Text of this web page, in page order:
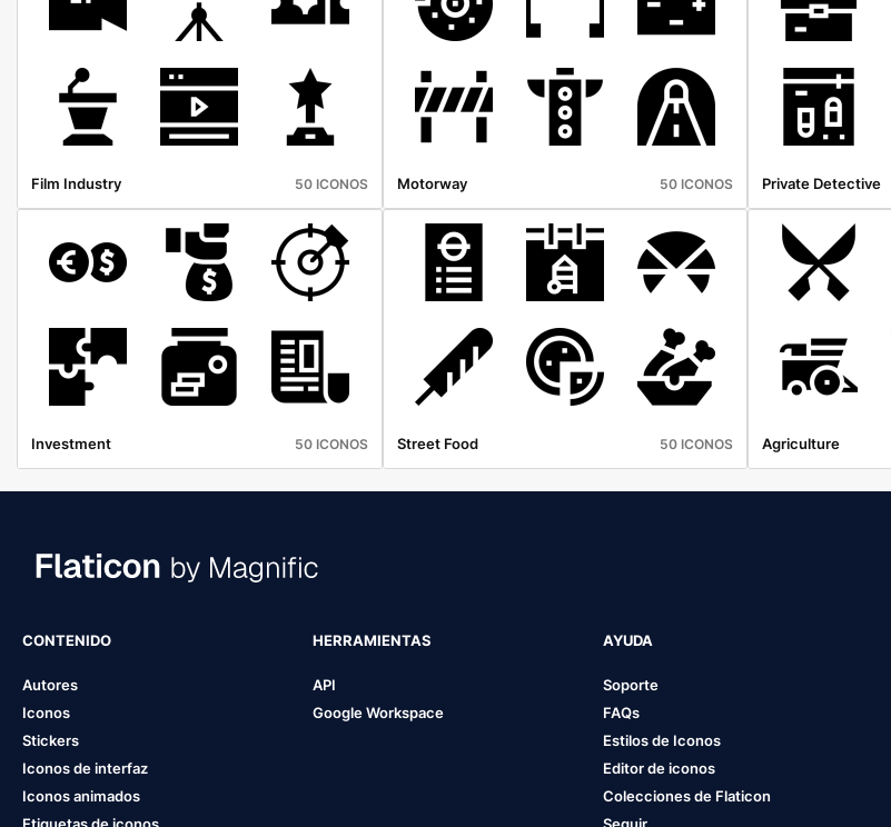
Film Industry 50 ICONOS Motorway 50 ICONOS Private Detective
Investment 50 ICONOS Street Food 50 ICONOS Agriculture
CONTENIDO
Autores
Iconos
Stickers
Iconos de interfaz
Iconos animados
HERRAMIENTAS
API
Google Workspace
AYUDA
Soporte
FAQs
Estilos de Iconos
Editor de iconos
Colecciones de Flaticon